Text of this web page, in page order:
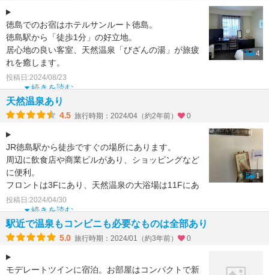
徳島でのお宿はホテルサンルート徳島。
徳島駅から「徒歩1分」の好立地。
居心地の良い客室、天然温泉「びざんの湯」が旅疲
れを癒します。
１階にタリーズコーヒーがあります、朝食をいただ
きました。続きを読む
投稿日:2024/08/23
4
天然温泉あり
4.5 旅行時期：2024/04（約2年前） 0
JR徳島駅から徒歩ですぐの場所にあります。
周辺に飲食店や商業ビルがあり、ショッピングなど
に便利。
フロントは3Fにあり、天然温泉の大浴場は11Fにあ
ります。これがこのホテルの目玉でしょう。
ゴ
続きを読む
投稿日:2024/04/30
1
駅近で温泉もコンビニも必要なものは全部あり
5.0 旅行時期：2024/01（約3年前） 0
モデレートツインに宿泊。お部屋はコンパクトで新